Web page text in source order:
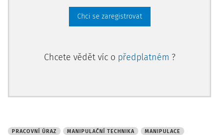
Chci se zaregistrovat
Chcete vědět víc o předplatném ?
PRACOVNÍ ÚRAZ MANIPULAČNÍ TECHNIKA
MANIPULACE